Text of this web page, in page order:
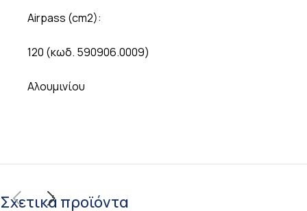
Airpass (cm2):
120 (κωδ. 590906.0009)
Αλουμινίου
Σχετικά προϊόντα